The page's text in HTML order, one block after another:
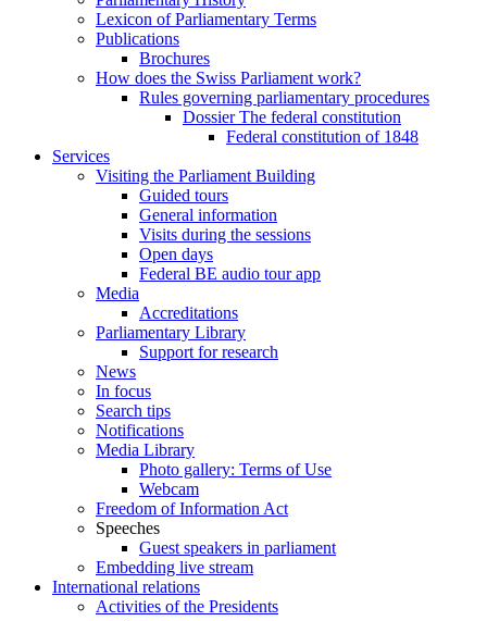
Lexicon of Parliamentary Terms
Publications
Brochures
How does the Swiss Parliament work?
Rules governing parliamentary procedures
Dossier The federal constitution
Federal constitution of 1848
Services
Visiting the Parliament Building
Guided tours
General information
Visits during the sessions
Open days
Federal BE audio tour app
Media
Accreditations
Parliamentary Library
Support for research
News
In focus
Search tips
Notifications
Media Library
Photo gallery: Terms of Use
Webcam
Freedom of Information Act
Speeches
Guest speakers in parliament
Embedding live stream
International relations
Activities of the Presidents